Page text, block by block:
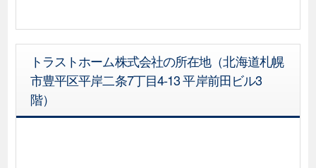
トラストホーム株式会社の所在地（北海道札幌
市豊平区平岸二条7丁目4-13 平岸前田ビル3
階）